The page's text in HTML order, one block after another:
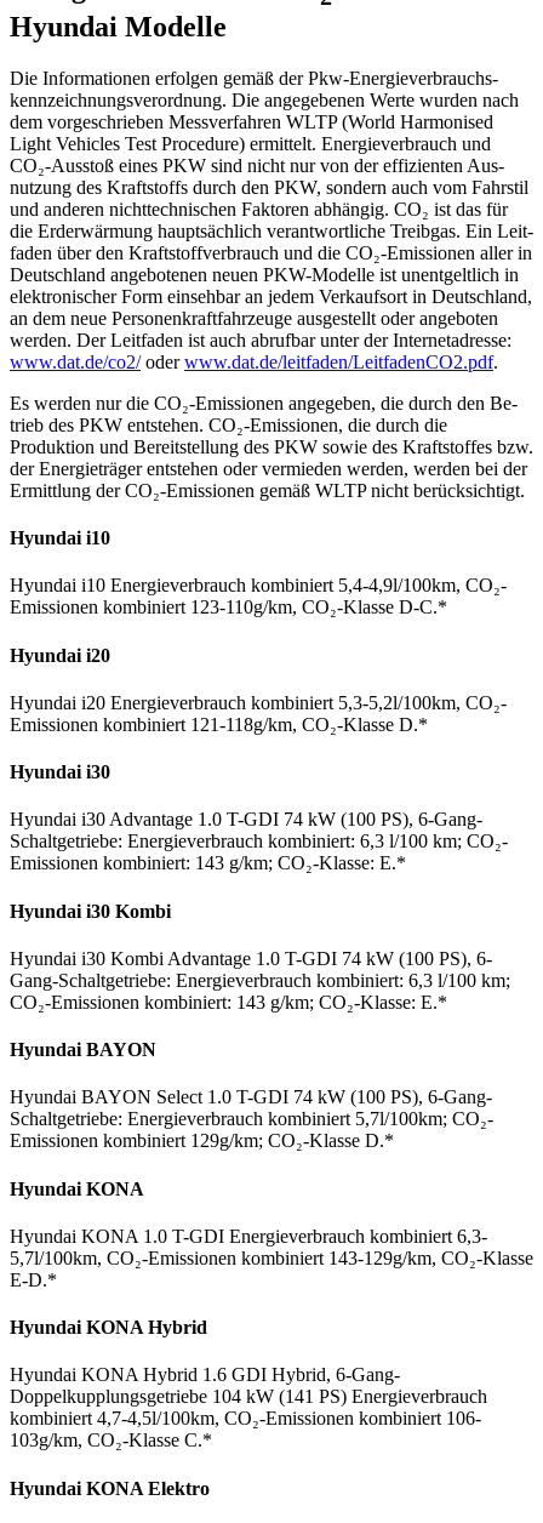
Hyundai Modelle
Die Informationen erfolgen gemäß der Pkw-Energie­verbrauchs­
kennzeichnungs­verordnung. Die an­gegebenen Werte wurden nach
dem vor­geschrieben Mess­verfahren WLTP (World Harmonised
Light Vehicles Test Procedure) er­mittelt. Energie­verbrauch und
CO₂-Ausstoß eines PKW sind nicht nur von der effizienten Aus­
nutzung des Kraft­stoffs durch den PKW, sondern auch vom Fahr­stil
und anderen nicht­technischen Faktoren ab­hängig. CO₂ ist das für
die Erd­erwärmung haupt­sächlich ver­antwortliche Treib­gas. Ein Leit­
faden über den Kraft­stoff­verbrauch und die CO₂-Emissionen aller in
Deutschland an­gebotenen neuen PKW-Modelle ist un­entgeltlich in
elektronischer Form ein­sehbar an jedem Verkaufs­ort in Deutschland,
an dem neue Personen­kraftfahrzeuge aus­gestellt oder an­geboten
werden. Der Leit­faden ist auch ab­rufbar unter der Internet­adresse:
www.dat.de/co2/oderwww.dat.de/leitfaden/LeitfadenCO2.pdf.
Es werden nur die CO₂-Emissionen ange­geben, die durch den Be­
trieb des PKW ent­stehen. CO₂-Emissionen, die durch die
Produktion und Bereit­stellung des PKW sowie des Kraft­stoffes bzw.
der Energie­träger ent­stehen oder ver­mieden werden, werden bei der
Er­mittlung der CO₂-Emissionen gemäß WLTP nicht berücksichtigt.
Hyundai i10
Hyundai i10 Energieverbrauch kombiniert 5,4-4,9l/100km, CO₂-
Emissionen kombiniert 123-110g/km, CO₂-Klasse D-C.*
Hyundai i20
Hyundai i20 Energieverbrauch kombiniert 5,3-5,2l/100km, CO₂-
Emissionen kombiniert 121-118g/km, CO₂-Klasse D.*
Hyundai i30
Hyundai i30 Advantage 1.0 T-GDI 74 kW (100 PS), 6-Gang-
Schaltgetriebe: Energieverbrauch kombiniert: 6,3 l/100 km; CO₂-
Emissionen kombiniert: 143 g/km; CO₂-Klasse: E.*
Hyundai i30 Kombi
Hyundai i30 Kombi Advantage 1.0 T-GDI 74 kW (100 PS), 6-
Gang-Schaltgetriebe: Energieverbrauch kombiniert: 6,3 l/100 km;
CO₂-Emissionen kombiniert: 143 g/km; CO₂-Klasse: E.*
Hyundai BAYON
Hyundai BAYON Select 1.0 T-GDI 74 kW (100 PS), 6-Gang-
Schaltgetriebe: Energieverbrauch kombiniert 5,7l/100km; CO₂-
Emissionen kombiniert 129g/km; CO₂-Klasse D.*
Hyundai KONA
Hyundai KONA 1.0 T-GDI Energieverbrauch kombiniert 6,3-
5,7l/100km, CO₂-Emissionen kombiniert 143-129g/km, CO₂-Klasse
E-D.*
Hyundai KONA Hybrid
Hyundai KONA Hybrid 1.6 GDI Hybrid, 6-Gang-
Doppelkupplungsgetriebe 104 kW (141 PS) Energieverbrauch
kombiniert 4,7-4,5l/100km, CO₂-Emissionen kombiniert 106-
103g/km, CO₂-Klasse C.*
Hyundai KONA Elektro